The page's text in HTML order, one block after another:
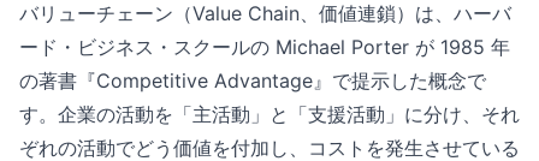
バリューチェーン（Value Chain、価値連鎖）は、ハーバ
ード・ビジネス・スクールの Michael Porter が 1985 年
の著書『Competitive Advantage』で提示した概念で
す。企業の活動を「主活動」と「支援活動」に分け、それ
ぞれの活動でどう価値を付加し、コストを発生させている